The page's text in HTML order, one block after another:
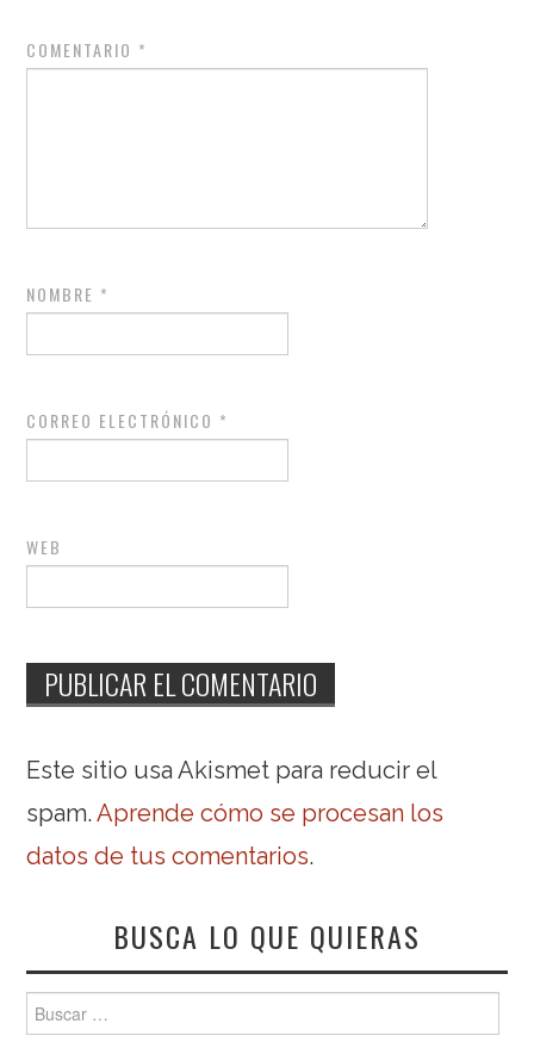
COMENTARIO *
NOMBRE *
CORREO ELECTRÓNICO *
WEB
Este sitio usa Akismet para reducir el
spam.Aprende cómo se procesan los
datos de tus comentarios.
BUSCA LO QUE QUIERAS
Buscar: